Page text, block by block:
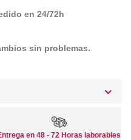
en 24/72h
sin problemas.
en 48 - 72 Horas laborables